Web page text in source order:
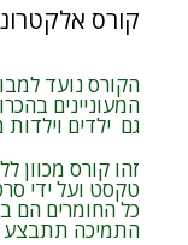
קורס
הקורס נועד
המעוניינים
גם ילדים וילדות מגיל 12 יוכלו ליהנות
זהו קורס מכוון
טקסט ועל ידי
כל החומרים הם
התמיכה תתבצע